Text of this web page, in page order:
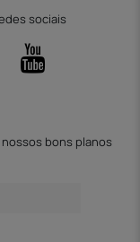
sociais
bons planos